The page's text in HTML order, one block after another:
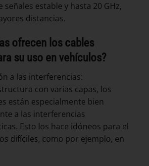
estable y hasta 20 GHz,
distancias.
ofrecen los cables
su uso en vehículos?
a las interferencias:
con varias capas, los
están especialmente bien
a las interferencias
Esto los hace idóneos para el
difíciles, como por ejemplo, en